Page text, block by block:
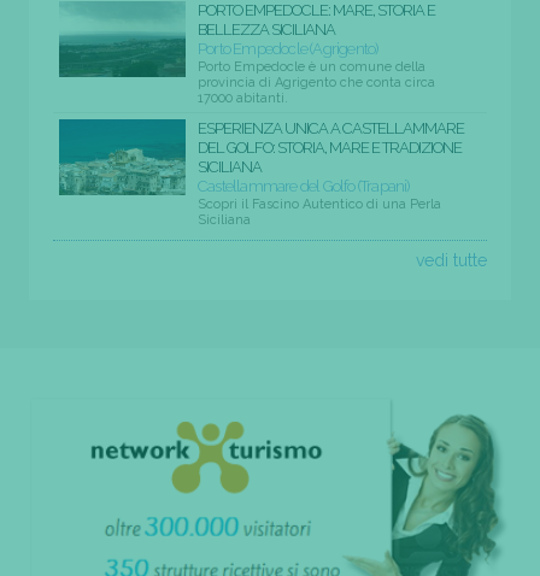
PORTO EMPEDOCLE: MARE, STORIA E
BELLEZZA SICILIANA
Porto Empedocle (Agrigento)
Porto Empedocle è un comune della
provincia di Agrigento che conta circa
17000 abitanti.
ESPERIENZA UNICA A CASTELLAMMARE
DEL GOLFO: STORIA, MARE E TRADIZIONE
SICILIANA
Castellammare del Golfo (Trapani)
Scopri il Fascino Autentico di una Perla
Siciliana
vedi tutte